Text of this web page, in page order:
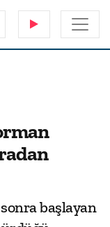
başlayan